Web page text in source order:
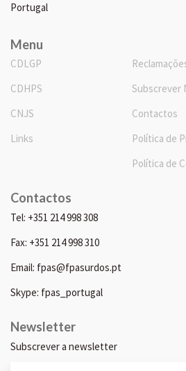
Portugal
Menu
CDLGP
CDHPS
CNJS
Links
Contactos
Política de
Política de
Contactos
Tel: +351 214 998 308
Fax: +351 214 998 310
Email: fpas@fpasurdos.pt
Skype: fpas_portugal
Newsletter
Subscrever a newsletter